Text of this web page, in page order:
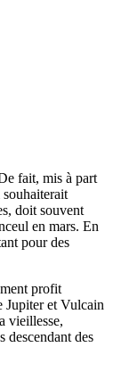
fait, mis à part
doit souvent
en mars. En
pour des
profit
Jupiter et Vulcain
vieillesse,
descendant des